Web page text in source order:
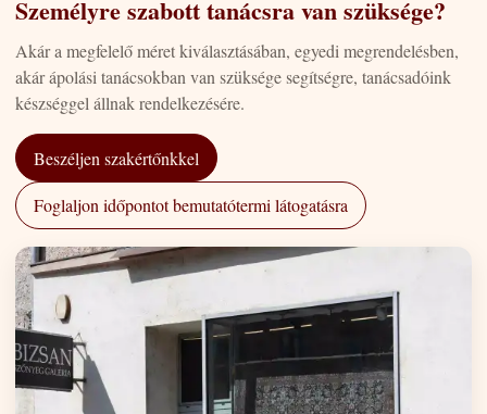
Személyre szabott tanácsra van szüksége?
Akár a megfelelő méret kiválasztásában, egyedi megrendelésben,
akár ápolási tanácsokban van szüksége segítségre, tanácsadóink
készséggel állnak rendelkezésére.
Beszéljen szakértőnkkel
Foglaljon időpontot bemutatótermi látogatásra